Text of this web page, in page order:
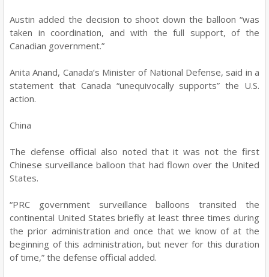
Austin added the decision to shoot down the balloon “was
taken in coordination, and with the full support, of the
Canadian government.”
Anita Anand, Canada’s Minister of National Defense, said in a
statement that Canada “unequivocally supports” the U.S.
action.
China
The defense official also noted that it was not the first
Chinese surveillance balloon that had flown over the United
States.
“PRC government surveillance balloons transited the
continental United States briefly at least three times during
the prior administration and once that we know of at the
beginning of this administration, but never for this duration
of time,” the defense official added.